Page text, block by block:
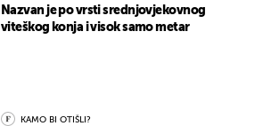
Nazvan je po vrsti srednjovjekovnog
viteškog konja i visok samo metar
KAMO BI OTIŠLI?